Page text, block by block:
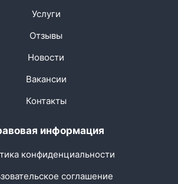
Услуги
Отзывы
Новости
Вакансии
Контакты
информация
конфиденциальности
соглашение